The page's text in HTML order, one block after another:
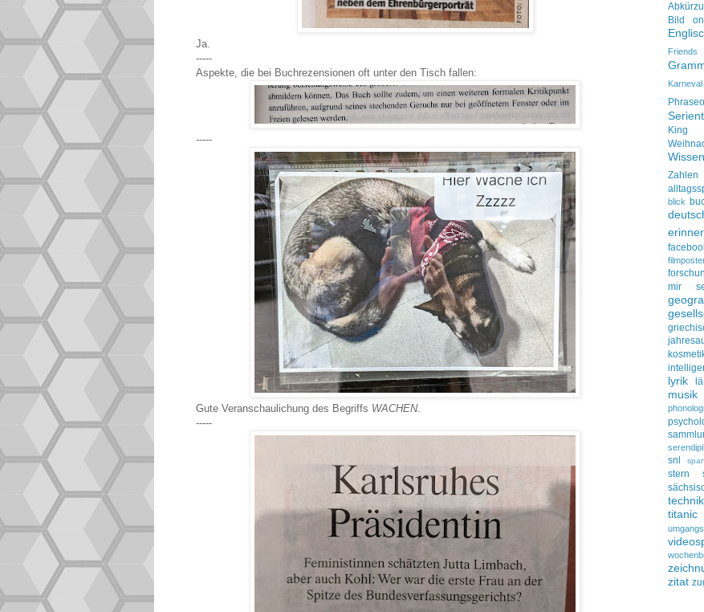
Ja.
-----
Aspekte, die bei Buchrezensionen oft unter den Tisch fallen:
-----
Gute Veranschaulichung des Begriffs WACHEN.
-----
Bild
Friends
Karneval
King
Zahlen
blick
mir
lyrik
musik
snl
stern
titanic
zitat